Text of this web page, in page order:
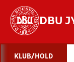
DBU
KLUB/HOLD